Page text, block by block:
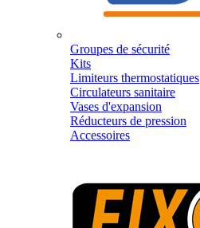
Groupes de sécurité
Kits
Limiteurs thermostatiques
Circulateurs sanitaire
Vases d'expansion
Réducteurs de pression
Accessoires